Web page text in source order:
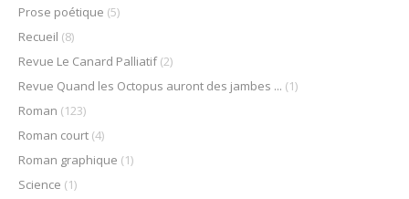
Prose poétique (5)
Recueil (8)
Revue Le Canard Palliatif (2)
Revue Quand les Octopus auront des jambes ... (1)
Roman (123)
Roman court (4)
Roman graphique (1)
Science (1)